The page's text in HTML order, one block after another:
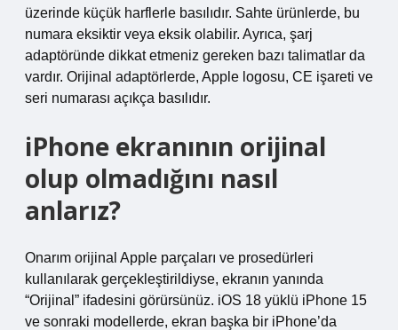
üzerinde küçük harflerle basılıdır. Sahte ürünlerde, bu
numara eksiktir veya eksik olabilir. Ayrıca, şarj
adaptöründe dikkat etmeniz gereken bazı talimatlar da
vardır. Orijinal adaptörlerde, Apple logosu, CE işareti ve
seri numarası açıkça basılıdır.
iPhone ekranının orijinal
olup olmadığını nasıl
anlarız?
Onarım orijinal Apple parçaları ve prosedürleri
kullanılarak gerçekleştirildiyse, ekranın yanında
“Orijinal” ifadesini görürsünüz. iOS 18 yüklü iPhone 15
ve sonraki modellerde, ekran başka bir iPhone’da